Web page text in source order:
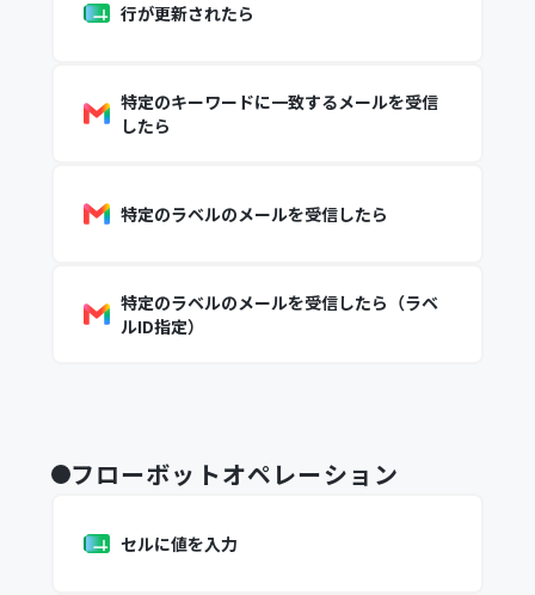
行が更新されたら
特定のキーワードに一致するメールを受信
したら
特定のラベルのメールを受信したら
特定のラベルのメールを受信したら（ラベ
ルID指定）
フローボットオペレーション
セルに値を入力